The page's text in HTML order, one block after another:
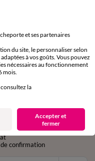
uniquement
newsletter
confirmation
et ses partenaires
du site, le personnaliser selon
à vos goûts. Vous pouvez
nécessaires au fonctionnement
mois.
la
Accepter et
fermer